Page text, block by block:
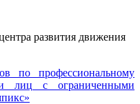
развития движения
по профессиональному
и лиц с ограниченными